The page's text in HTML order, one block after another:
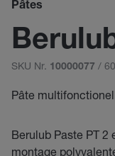
Pâtes
SKU Nr. 10000077 /
Pâte
Berulub Paste PT 2
montage